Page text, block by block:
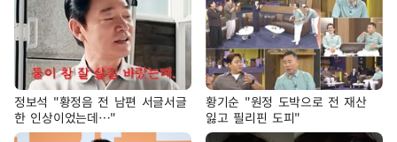
정보석 "황정음 전 남편 서글서글
한 인상이었는데…"
황기순 "원정 도박으로 전 재산
잃고 필리핀 도피"